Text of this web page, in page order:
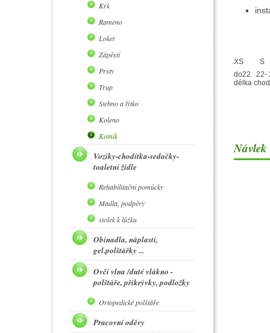
XS
S
do22 22-
délka
Krk
Rameno
Loket
Zápěstí
Prsty
Trup
Stehno a lýtko
Koleno
Kotník
Vozíky-chodítka-sedačky-
toaletní židle
Rehabilitační pomůcky
Madla, podpěry
stolek k lůžku
Obinadla, náplasti,
gel.polštářky ...
Ovčí vlna /duté vlákno -
polštáře, přikrývky, podložky
Ortopedické polštáře
Pracovní oděvy